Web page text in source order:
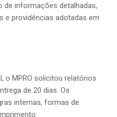
de informações detalhadas,
e providências adotadas em
o MPRO solicitou relatórios
de 20 dias. Os
internas, formas de